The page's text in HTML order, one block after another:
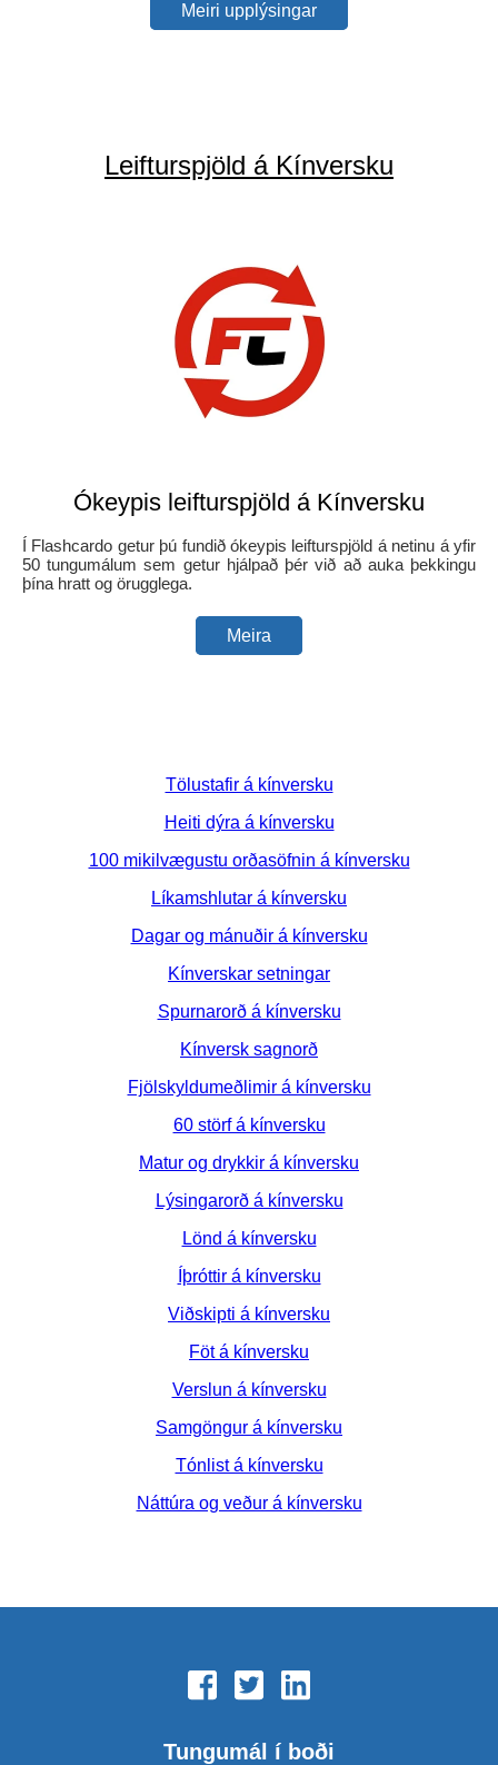
Meiri upplýsingar
Leifturspjöld á Kínversku
Ókeypis leifturspjöld á Kínversku
Í Flashcardo getur þú fundið ókeypis leifturspjöld á netinu á yfir
50 tungumálum sem getur hjálpað þér við að auka þekkingu
þína hratt og örugglega.
Meira
Tölustafir á kínversku
Heiti dýra á kínversku
100 mikilvægustu orðasöfnin á kínversku
Líkamshlutar á kínversku
Dagar og mánuðir á kínversku
Kínverskar setningar
Spurnarorð á kínversku
Kínversk sagnorð
Fjölskyldumeðlimir á kínversku
60 störf á kínversku
Matur og drykkir á kínversku
Lýsingarorð á kínversku
Lönd á kínversku
Íþróttir á kínversku
Viðskipti á kínversku
Föt á kínversku
Verslun á kínversku
Samgöngur á kínversku
Tónlist á kínversku
Náttúra og veður á kínversku
Tungumál í boði